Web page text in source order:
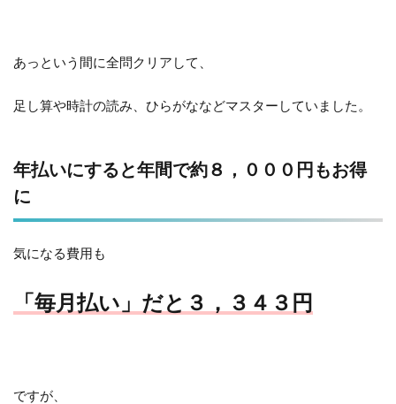
あっという間に全問クリアして、
足し算や時計の読み、ひらがななどマスターしていました。
年払いにすると年間で約８，０００円もお得
に
気になる費用も
「毎月払い」だと３，３４３円
ですが、